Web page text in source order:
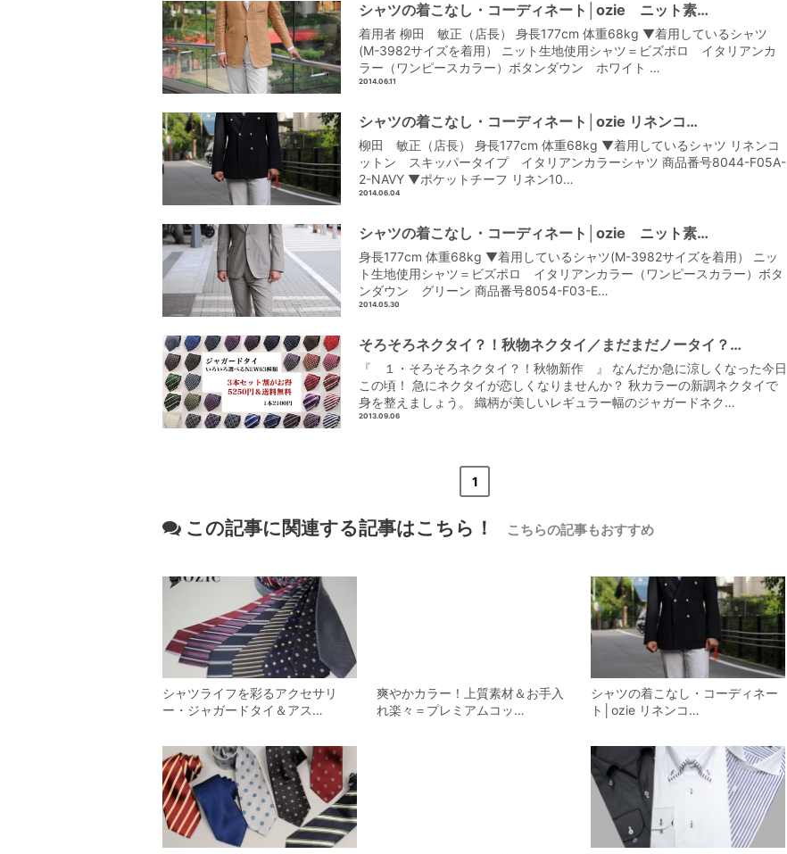
シャツの着こなし・コーディネート│ozie ニット素…
着用者 柳田 敏正（店長） 身長177cm 体重68kg ▼着用しているシャツ
(M-3982サイズを着用） ニット生地使用シャツ＝ビズポロ イタリアンカ
ラー（ワンピースカラー）ボタンダウン ホワイト …
2014.06.11
シャツの着こなし・コーディネート│ozie リネンコ…
柳田 敏正（店長） 身長177cm 体重68kg ▼着用しているシャツ リネンコ
ットン スキッパータイプ イタリアンカラーシャツ 商品番号8044-F05A-
2-NAVY ▼ポケットチーフ リネン10…
2014.06.04
シャツの着こなし・コーディネート│ozie ニット素…
身長177cm 体重68kg ▼着用しているシャツ(M-3982サイズを着用） ニッ
ト生地使用シャツ＝ビズポロ イタリアンカラー（ワンピースカラー）ボタ
ンダウン グリーン 商品番号8054-F03-E…
2014.05.30
そろそろネクタイ？！秋物ネクタイ／まだまだノータイ？…
『 １・そろそろネクタイ？！秋物新作 』 なんだか急に涼しくなった今日
この頃！ 急にネクタイが恋しくなりませんか？ 秋カラーの新調ネクタイで
身を整えましょう。 織柄が美しいレギュラー幅のジャガードネク…
2013.09.06
1
この記事に関連する記事はこちら！ こちらの記事もおすすめ
シャツライフを彩るアクセサリ
ー・ジャガードタイ＆アス…
爽やかカラー！上質素材＆お手入
れ楽々＝プレミアムコッ…
シャツの着こなし・コーディネー
ト│ozie リネンコ…
【メンズ・ドレスシャツ・ワイシャツ】
ナチュラルフィット・ブロード・ダブル
カフス・ホリゾンタルカラー・カッタウ
ェイ・クレリック
価格